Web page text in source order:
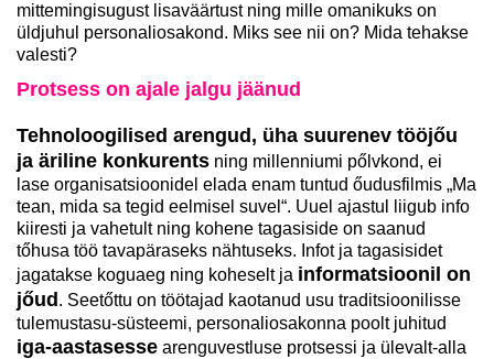
mittemingisugust lisaväärtust ning mille omanikuks on
üldjuhul personaliosakond. Miks see nii on? Mida tehakse
valesti?
Protsess on ajale jalgu jäänud
Tehnoloogilised arengud, üha suurenev tööjőu
ja äriline konkurents ning millenniumi pőlvkond, ei
lase organisatsioonidel elada enam tuntud őudusfilmis „Ma
tean, mida sa tegid eelmisel suvel“. Uuel ajastul liigub info
kiiresti ja vahetult ning kohene tagasiside on saanud
tőhusa töö tavapäraseks nähtuseks. Infot ja tagasisidet
jagatakse koguaeg ning koheselt ja informatsioonil on
jőud . Seetőttu on töötajad kaotanud usu traditsioonilisse
tulemustasu-süsteemi, personaliosakonna poolt juhitud
iga-aastasesse arenguvestluse protsessi ja ülevalt-alla